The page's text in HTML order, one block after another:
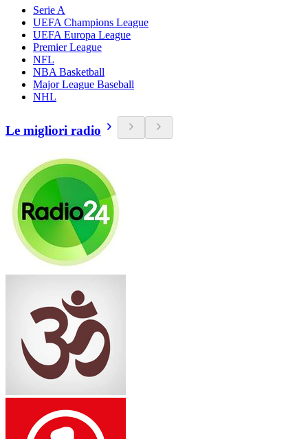
Serie A
UEFA Champions League
UEFA Europa League
Premier League
NFL
NBA Basketball
Major League Baseball
NHL
Le migliori radio